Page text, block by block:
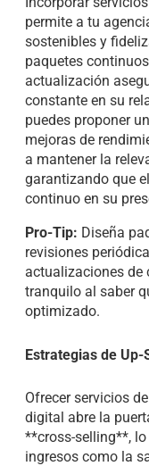
permite a tu
sostenibles y
paquetes
actualización
constante en su
puedes proponer
mejoras de
a mantener la
garantizando que
continuo en su
Pro-Tip: Diseña
revisiones
actualizaciones de
tranquilo al saber
optimizado.
Estrategias de
Ofrecer servicios
digital abre la
**cross-selling**,
ingresos como la